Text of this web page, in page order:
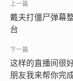
戴夫打僵尸弹幕
台
这样的直播间很
朋友我来帮你完成